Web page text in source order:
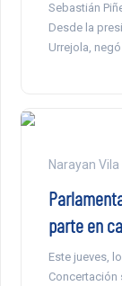
Sebastián
Desde la
Urrejola,
Narayan Vila
parte en
Este jueves,
Concertación